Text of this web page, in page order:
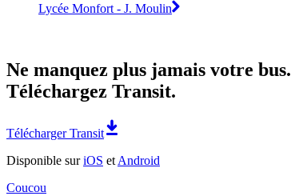
Lycée Monfort - J. Moulin
Ne manquez plus jamais votre bus.
Téléchargez Transit.
Télécharger Transit
Disponible suriOS et Android
Coucou